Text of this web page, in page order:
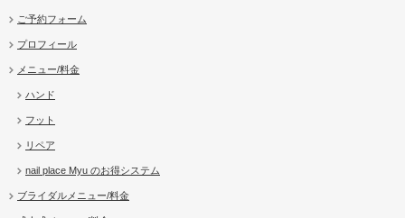
ご予約フォーム
プロフィール
メニュー/料金
ハンド
フット
リペア
nail place Myu のお得システム
ブライダルメニュー/料金